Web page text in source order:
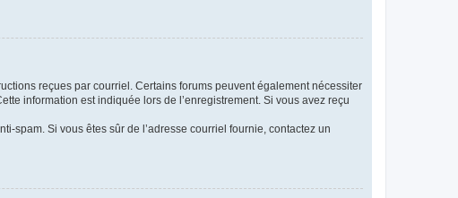
reçues par courriel. Certains forums peuvent également nécessiter
information est indiquée lors de l’enregistrement. Si vous avez reçu
spam. Si vous êtes sûr de l’adresse courriel fournie, contactez un